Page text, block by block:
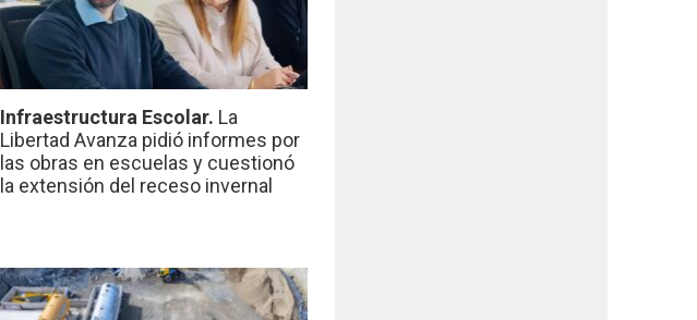
Infraestructura Escolar. La
Libertad Avanza pidió informes por
las obras en escuelas y cuestionó
la extensión del receso invernal